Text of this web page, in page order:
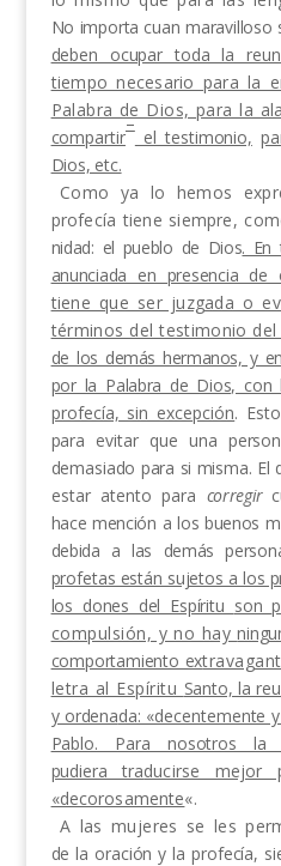
No importa cuan maravilloso
deben ocupar toda la
tiempo necesario para la
Palabra de Dios, para la
compartir
–
el testimonio,
Dios, etc.
Como ya lo hemos
profecía tiene siempre,
nidad: el pueblo de Dios. En
anunciada en presencia
tiene que ser juzgada o
términos del testimonio del
de los demás hermanos, y
por la Palabra de Dios, con
profecía, sin excepción.
para evitar que una
demasiado para si misma. El
estar atento para corregir
hace mención a los buenos
debida a las demás perso­
profetas están sujetos a los
los dones del Espíritu son
compulsión, y no hay
comportamiento ex­
letra al Espíritu Santo, la
y ordena­da: «decentemente
Pablo. Para nosotros la
pudiera tra­ducirse mejor
«decorosamente«.
A las mujeres se les
de la oración y la profecía,